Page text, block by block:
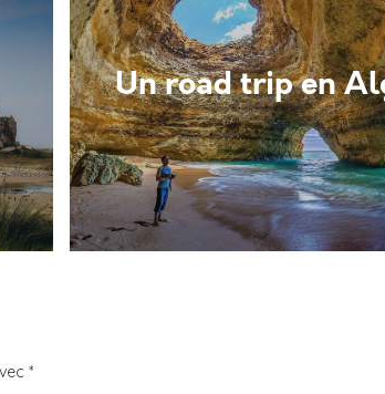
Un road trip en
*